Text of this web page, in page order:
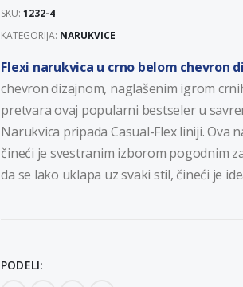
SKU:1232-4
KATEGORIJA: NARUKVICE
Flexi narukvica u crno belom chevron
chevron dizajnom, naglašenim igrom
pretvara ovaj popularni bestseler u
Narukvica pripada Casual-Flex liniji. Ova
čineći je svestranim izborom pogodnim
da se lako uklapa uz svaki stil, čineći je
PODELI: